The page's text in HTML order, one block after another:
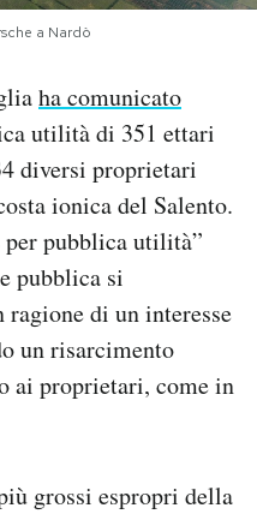
a Nardò
ha comunicato
utilità di 351 ettari
diversi proprietari
ionica del Salento.
pubblica utilità”
pubblica si
ragione di un interesse
un risarcimento
ai proprietari, come in
grossi espropri della